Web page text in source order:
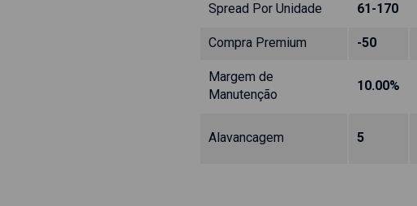
Spread Por Unidade 61-170
Compra Premium -50
Margem de
Manutenção
10.00%
Alavancagem 5